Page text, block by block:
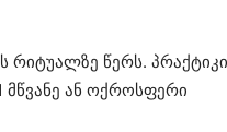
წერს.
ან ოქროსფერი